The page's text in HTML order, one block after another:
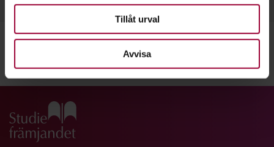
Tillåt urval
Avvisa
Dela: Facebook LinkedIn E-mail
Gå till studiefrämjandets startsida